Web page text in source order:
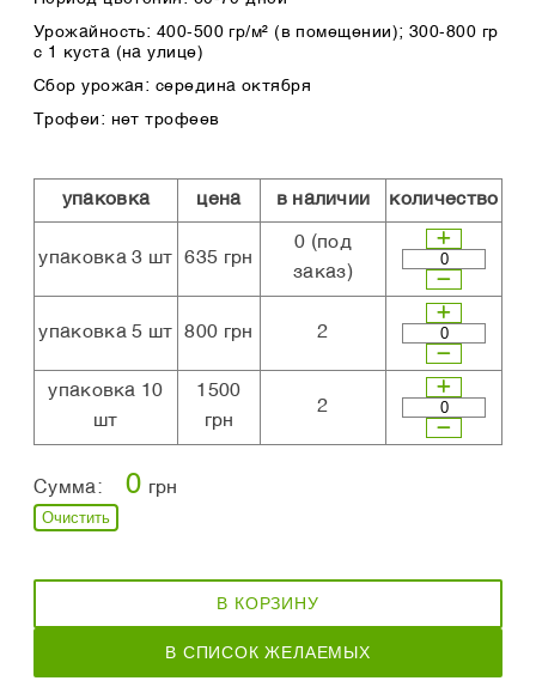
Урожайность: 400-500 гр/м² (в помещении); 300-800 гр
с 1 куста (на улице)
Сбор урожая: середина октября
Трофеи: нет трофеев
упаковка цена в наличии количество
упаковка 3 шт 635 грн
0 (под
заказ)
упаковка 5 шт 800 грн 2
упаковка 10
шт
1500
грн
2
Сумма: 0 грн
Очистить
В КОРЗИНУ
В СПИСОК ЖЕЛАЕМЫХ